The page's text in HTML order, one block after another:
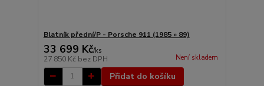
Blatník přední/P - Porsche 911 (1985 » 89)
33 699 Kč/ks
27 850 Kč bez DPH Není skladem
Přidat do košíku